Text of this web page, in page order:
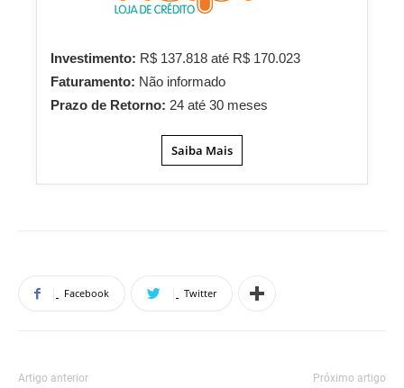
Investimento: R$ 137.818 até R$ 170.023
Faturamento: Não informado
Prazo de Retorno: 24 até 30 meses
Saiba Mais
Facebook Twitter
Artigo anterior Próximo artigo